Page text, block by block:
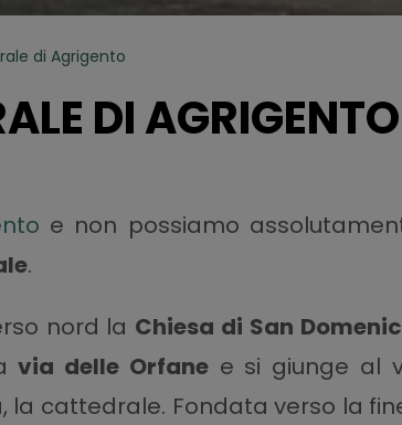
di Agrigento
DI AGRIGENTO
e non possiamo
.
nord la Chiesa di San
via delle Orfanee si giunge al
cattedrale. Fondata verso la